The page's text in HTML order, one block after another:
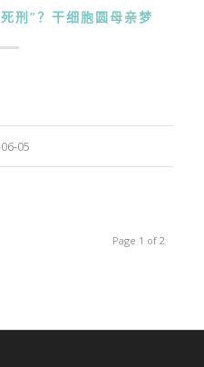
刑”？干细胞圆母亲梦
05
Page 1 of 2